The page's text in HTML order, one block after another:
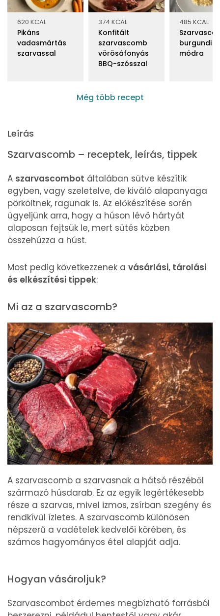
620 KCAL
Pikáns
vadasmártás
szarvassal
374 KCAL
Konfitált
szarvascomb
vörösáfonyás
BBQ-szósszal
485 KCAL
burgundi
módra
Még több recept
Leírás
Szarvascomb – receptek, leírás, tippek
A szarvascombot általában sütve készítik
egyben, vagy szeletelve, de kiváló alapanyaga
pörköltnek, ragunak is. Az előkészítése sorén
ügyeljünk arra, hogy a húson lévő hártyát
alaposan fejtsük le, mert sütés közben
összehúzza a húst.
Most pedig következzenek a vásárlási, tárolási
és elkészítési tippek:
Mi az a szarvascomb?
A szarvascomb a szarvasnak a hátsó részéből
származó húsdarab. Ez az egyik legértékesebb
része a szarvas, mivel izmos, zsírban szegény és
rendkívül ízletes. A szarvascomb különösen
népszerű a vadételek kedvelői körében, és
számos hagyományos étel alapját adja.
Hogyan vásároljuk?
Szarvascombot érdemes megbízható forrásból